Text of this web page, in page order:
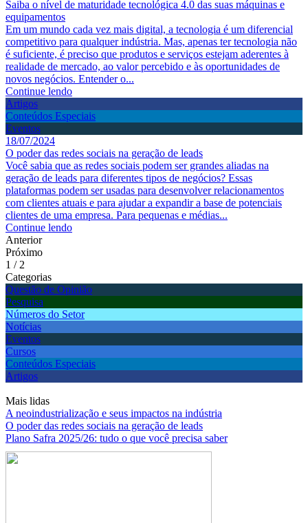
Saiba o nível de maturidade tecnológica 4.0 das suas máquinas e
equipamentos
Em um mundo cada vez mais digital, a tecnologia é um diferencial
competitivo para qualquer indústria. Mas, apenas ter tecnologia não
é suficiente, é preciso que produtos e serviços estejam aderentes à
realidade de mercado, ao valor percebido e às oportunidades de
novos negócios. Entender o...
Continue lendo
Artigos
Conteúdos Especiais
Eventos
18/07/2024
O poder das redes sociais na geração de leads
Você sabia que as redes sociais podem ser grandes aliadas na
geração de leads para diferentes tipos de negócios? Essas
plataformas podem ser usadas para desenvolver relacionamentos
com clientes atuais e para ajudar a expandir a base de potenciais
clientes de uma empresa. Para pequenas e médias...
Continue lendo
Anterior
Próximo
1 / 2
Categorias
Questão de Opinião
Pesquisa
Números do Setor
Notícias
Eventos
Cursos
Conteúdos Especiais
Artigos
Mais lidas
A neoindustrialização e seus impactos na indústria
O poder das redes sociais na geração de leads
Plano Safra 2025/26: tudo o que você precisa saber